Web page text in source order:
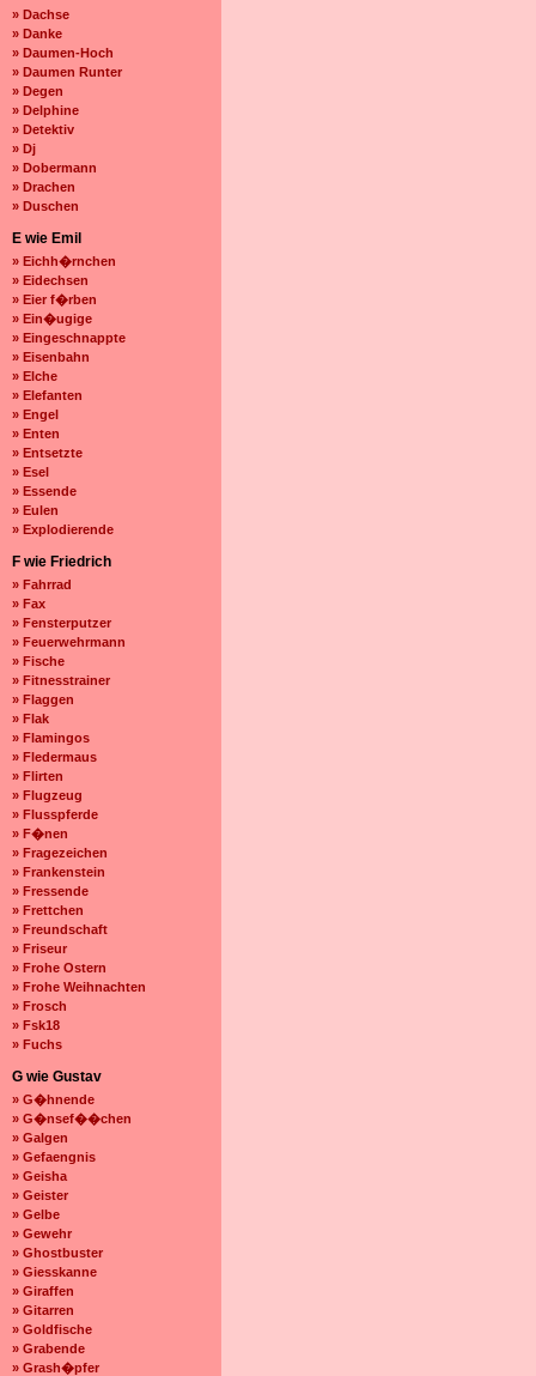
» Dachse
» Danke
» Daumen-Hoch
» Daumen Runter
» Degen
» Delphine
» Detektiv
» Dj
» Dobermann
» Drachen
» Duschen
E wie Emil
» Eichh�rnchen
» Eidechsen
» Eier f�rben
» Ein�ugige
» Eingeschnappte
» Eisenbahn
» Elche
» Elefanten
» Engel
» Enten
» Entsetzte
» Esel
» Essende
» Eulen
» Explodierende
F wie Friedrich
» Fahrrad
» Fax
» Fensterputzer
» Feuerwehrmann
» Fische
» Fitnesstrainer
» Flaggen
» Flak
» Flamingos
» Fledermaus
» Flirten
» Flugzeug
» Flusspferde
» F�nen
» Fragezeichen
» Frankenstein
» Fressende
» Frettchen
» Freundschaft
» Friseur
» Frohe Ostern
» Frohe Weihnachten
» Frosch
» Fsk18
» Fuchs
G wie Gustav
» G�hnende
» G�nsef��chen
» Galgen
» Gefaengnis
» Geisha
» Geister
» Gelbe
» Gewehr
» Ghostbuster
» Giesskanne
» Giraffen
» Gitarren
» Goldfische
» Grabende
» Grash�pfer